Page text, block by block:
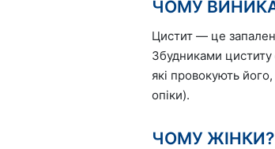
ЧОМУ
Цистит — це
Збудниками
які провокують
опіки).
ЧОМУ ЖІНКИ?